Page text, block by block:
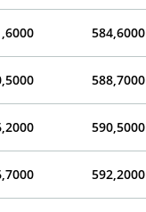
584,6000
588,7000
590,5000
592,2000